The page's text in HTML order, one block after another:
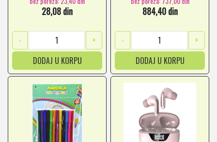
28,08 din
-
+
DODAJ U KORPU
884,40 din
-
+
DODAJ U KORPU